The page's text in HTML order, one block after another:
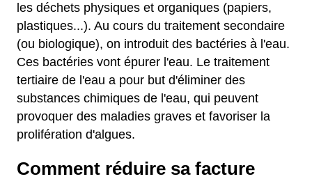
les déchets physiques et organiques (papiers,
plastiques...). Au cours du traitement secondaire
(ou biologique), on introduit des bactéries à l'eau.
Ces bactéries vont épurer l'eau. Le traitement
tertiaire de l'eau a pour but d'éliminer des
substances chimiques de l'eau, qui peuvent
provoquer des maladies graves et favoriser la
prolifération d'algues.
Comment réduire sa facture